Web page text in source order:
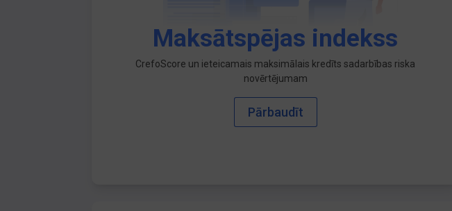
Maksātspējas indekss
CrefoScore un ieteicamais maksimālais kredīts sadarbības riska
novērtējumam
Pārbaudīt